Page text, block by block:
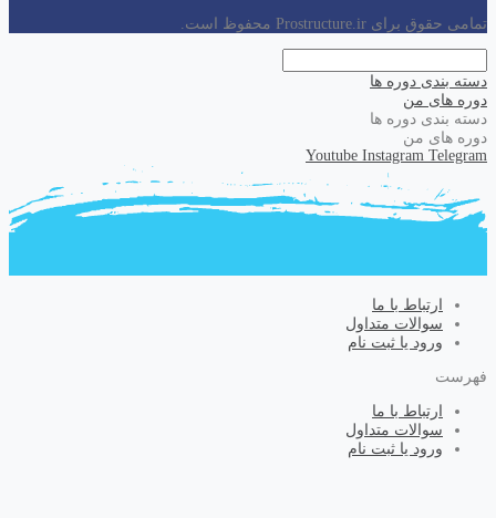
تمامی حقوق برای Prostructure.ir محفوظ است.
دسته بندی دوره ها
دوره های من
دسته بندی دوره ها
دوره های من
Youtube Instagram Telegram
ارتباط با ما
سوالات متداول
ورود یا ثبت نام
فهرست
ارتباط با ما
سوالات متداول
ورود یا ثبت نام